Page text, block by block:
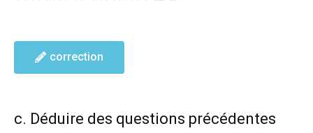
correction
c. Déduire des questions précédentes